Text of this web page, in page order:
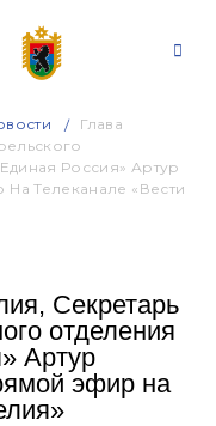
Глава
Россия» Артур
Телеканале «Вести
Секретарь
отделения
Артур
эфир на